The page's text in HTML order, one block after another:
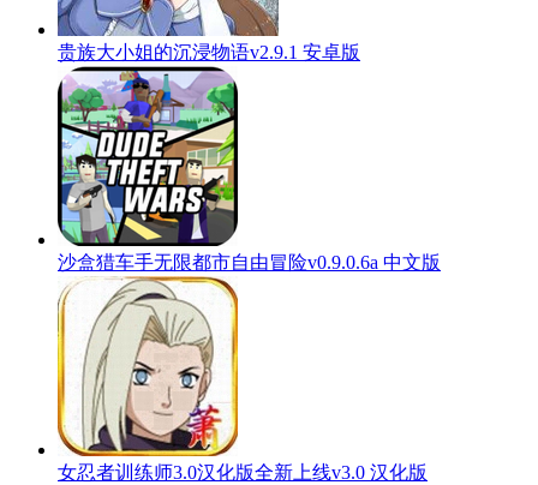
贵族大小姐的沉浸物语v2.9.1 安卓版
沙盒猎车手无限都市自由冒险v0.9.0.6a 中文版
女忍者训练师3.0汉化版全新上线v3.0 汉化版